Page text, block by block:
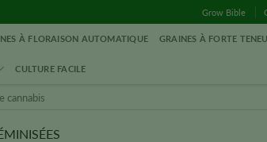
Grow Bible
À FLORAISON AUTOMATIQUE GRAINES À FORTE
CULTURE FACILE